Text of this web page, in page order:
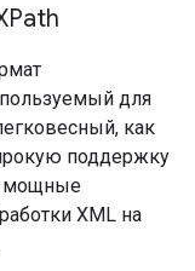
для
как
поддержку
мощные
XML на